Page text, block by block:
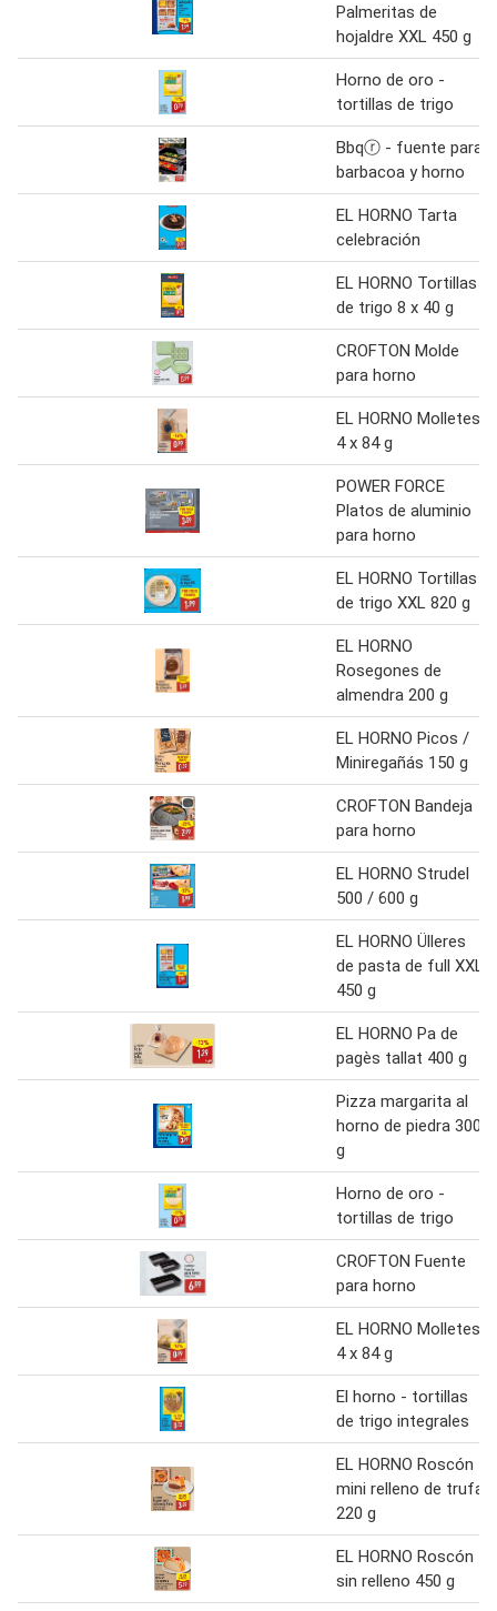
Palmeritas de
hojaldre XXL 450 g
Horno de oro -
tortillas de trigo
Bbqⓡ - fuente para
barbacoa y horno
EL HORNO Tarta
celebración
EL HORNO Tortillas
de trigo 8 x 40 g
CROFTON Molde
para horno
EL HORNO Molletes
4 x 84 g
POWER FORCE
Platos de aluminio
para horno
EL HORNO Tortillas
de trigo XXL 820 g
EL HORNO
Rosegones de
almendra 200 g
EL HORNO Picos /
Miniregañás 150 g
CROFTON Bandeja
para horno
EL HORNO Strudel
500 / 600 g
EL HORNO Ülleres
de pasta de full XXL
450 g
EL HORNO Pa de
pagès tallat 400 g
Pizza margarita al
horno de piedra 300
g
Horno de oro -
tortillas de trigo
CROFTON Fuente
para horno
EL HORNO Molletes
4 x 84 g
El horno - tortillas
de trigo integrales
EL HORNO Roscón
mini relleno de trufa
220 g
EL HORNO Roscón
sin relleno 450 g